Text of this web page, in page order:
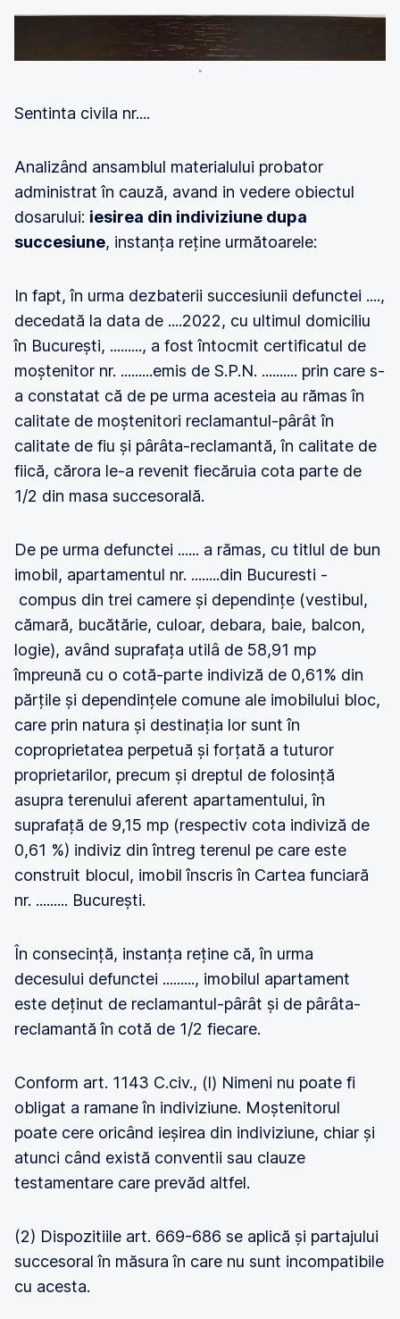
Sentinta civila nr....
Analizând ansamblul materialului probator
administrat în cauză, avand in vedere obiectul
dosarului: iesirea din indiviziune dupa
succesiune, instanța reține următoarele:
In fapt, în urma dezbaterii succesiunii defunctei ....,
decedată la data de ....2022, cu ultimul domiciliu
în București, ........., a fost întocmit certificatul de
moștenitor nr. .........emis de S.P.N. .......... prin care s-
a constatat că de pe urma acesteia au rămas în
calitate de moștenitori reclamantul-pârât în
calitate de fiu și pârâta-reclamantă, în calitate de
fiică, cărora le-a revenit fiecăruia cota parte de
1/2 din masa succesorală.
De pe urma defunctei ...... a rămas, cu titlul de bun
imobil, apartamentul nr. ........din Bucuresti -
compus din trei camere și dependințe (vestibul,
cămară, bucătărie, culoar, debara, baie, balcon,
logie), având suprafața utilâ de 58,91 mp
împreună cu o cotă-parte indiviză de 0,61% din
părțile și dependințele comune ale imobilului bloc,
care prin natura și destinația lor sunt în
coproprietatea perpetuă și forțată a tuturor
proprietarilor, precum și dreptul de folosință
asupra terenului aferent apartamentului, în
suprafață de 9,15 mp (respectiv cota indiviză de
0,61 %) indiviz din întreg terenul pe care este
construit blocul, imobil înscris în Cartea funciară
nr. ......... București.
În consecință, instanța reține că, în urma
decesului defunctei ........., imobilul apartament
este deținut de reclamantul-pârât și de pârâta-
reclamantă în cotă de 1/2 fiecare.
Conform art. 1143 C.civ., (l) Nimeni nu poate fi
obligat a ramane în indiviziune. Moștenitorul
poate cere oricând ieșirea din indiviziune, chiar și
atunci când există conventii sau clauze
testamentare care prevăd altfel.
(2) Dispozitiile art. 669-686 se aplică și partajului
succesoral în măsura în care nu sunt incompatibile
cu acesta.